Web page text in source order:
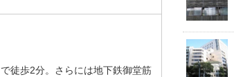
徒歩2分。さらには地下鉄御堂筋